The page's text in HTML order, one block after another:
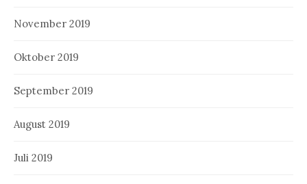
November 2019
Oktober 2019
September 2019
August 2019
Juli 2019